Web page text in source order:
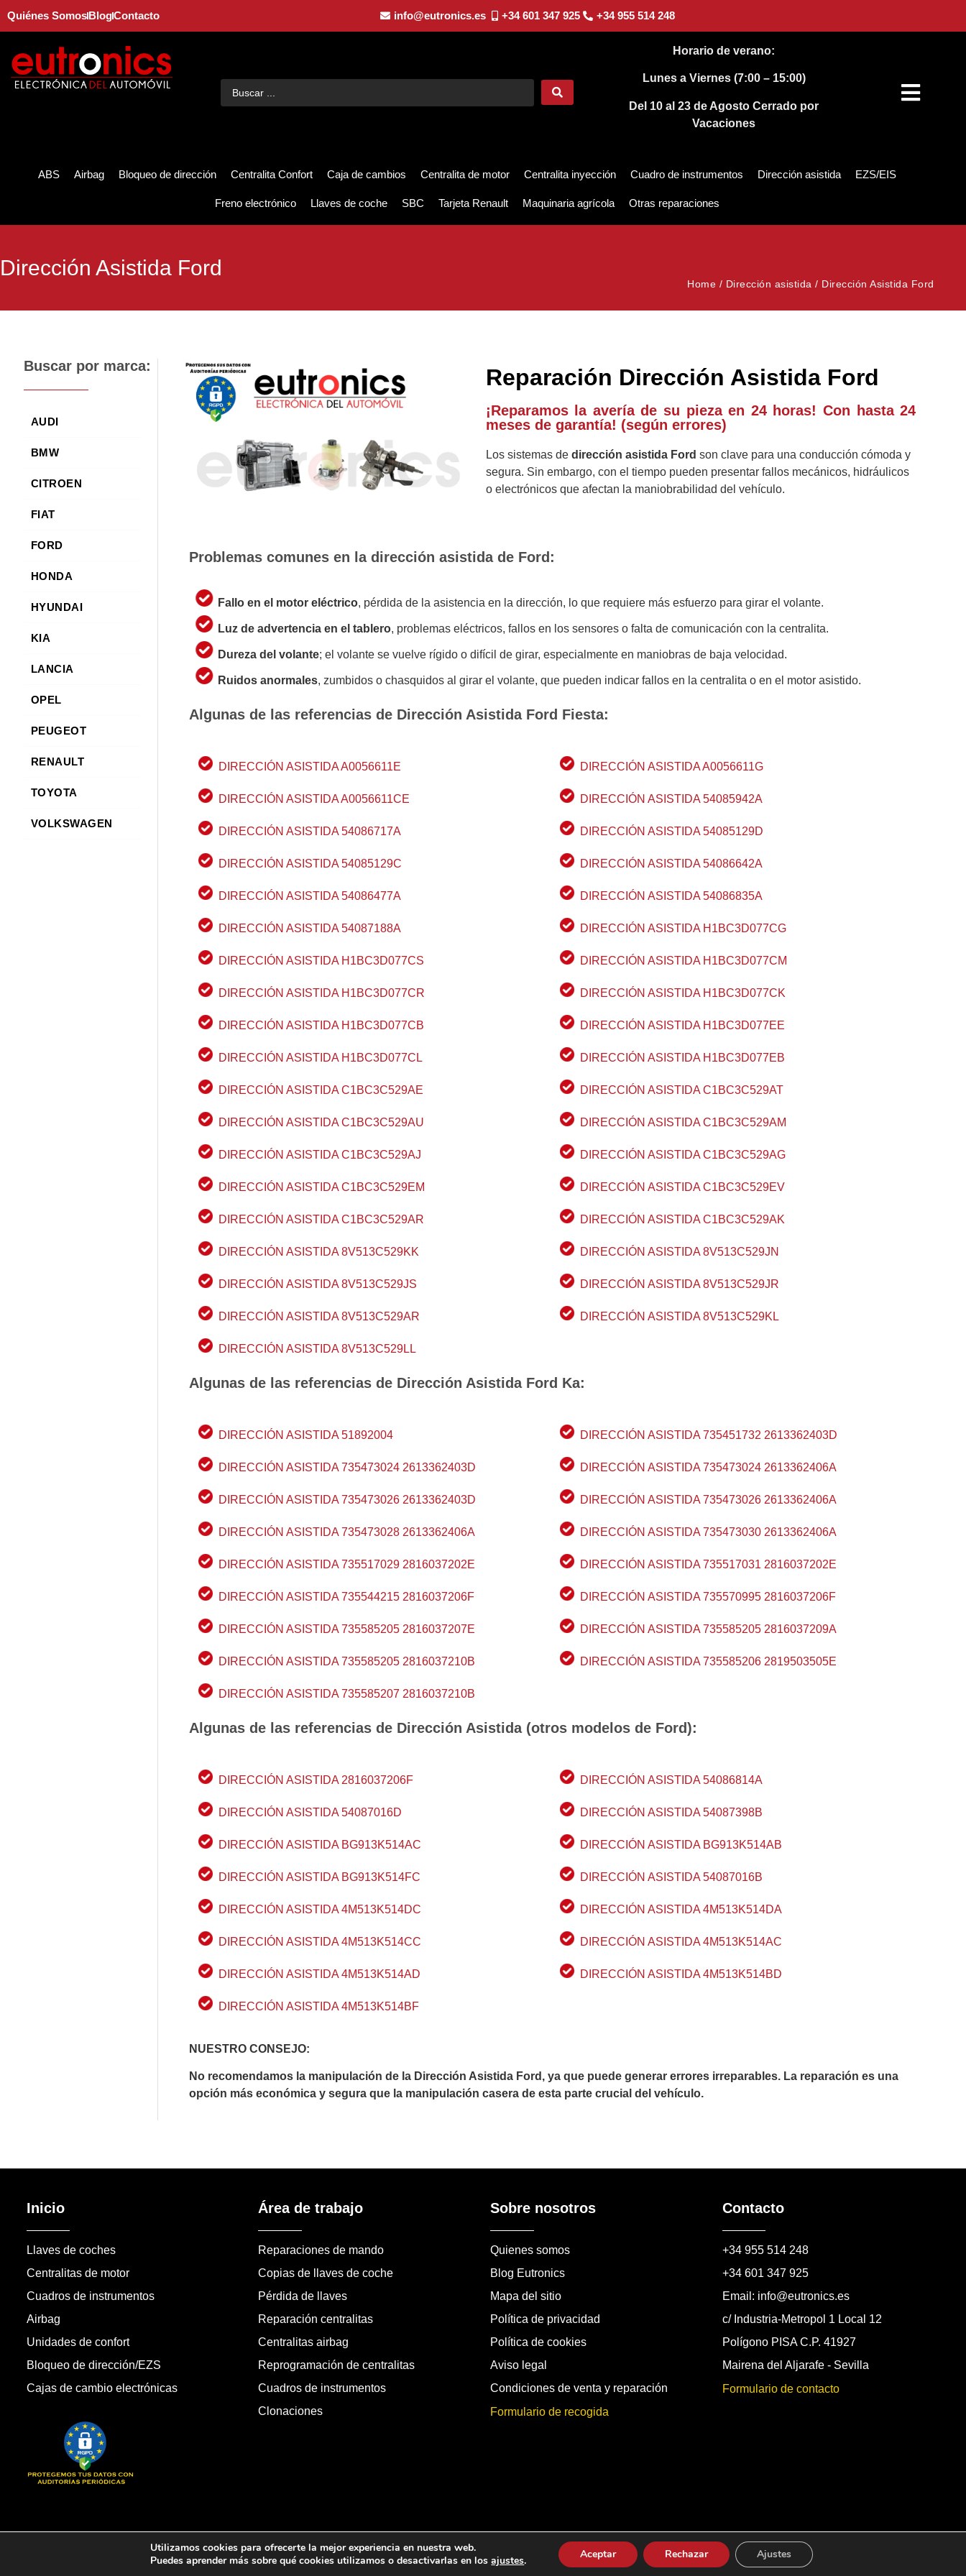
Quiénes SomosBlogContacto info@eutronics.es +34 601 347 925 +34 955 514 248
Horario de verano:
Lunes a Viernes (7:00 – 15:00)
Del 10 al 23 de AgostoCerrado por
Vacaciones
ABS Airbag Bloqueo de dirección Centralita Confort Caja de cambios Centralita de motor Centralita inyección Cuadro de instrumentos Dirección asistida EZS/EIS
Freno electrónico Llaves de coche SBC Tarjeta Renault Maquinaria agrícola Otras reparaciones
Dirección Asistida Ford
Home / Dirección asistida / Dirección Asistida Ford
Buscar por marca:
AUDI
BMW
CITROEN
FIAT
FORD
HONDA
HYUNDAI
KIA
LANCIA
OPEL
PEUGEOT
RENAULT
TOYOTA
VOLKSWAGEN
Reparación Dirección Asistida Ford
¡Reparamos la avería de su pieza en 24 horas! Con hasta 24
meses de garantía! (según errores)
Los sistemas de dirección asistida Ford son clave para una conducción cómoda y
segura. Sin embargo, con el tiempo pueden presentar fallos mecánicos, hidráulicos
o electrónicos que afectan la maniobrabilidad del vehículo.
Problemas comunes en la dirección asistida de Ford:
Fallo en el motor eléctrico, pérdida de la asistencia en la dirección, lo que requiere más esfuerzo para girar el volante.
Luz de advertencia en el tablero, problemas eléctricos, fallos en los sensores o falta de comunicación con la centralita.
Dureza del volante; el volante se vuelve rígido o difícil de girar, especialmente en maniobras de baja velocidad.
Ruidos anormales, zumbidos o chasquidos al girar el volante, que pueden indicar fallos en la centralita o en el motor asistido.
Algunas de las referencias de Dirección Asistida Ford Fiesta:
DIRECCIÓN ASISTIDA A0056611E DIRECCIÓN ASISTIDA A0056611G
DIRECCIÓN ASISTIDA A0056611CE DIRECCIÓN ASISTIDA 54085942A
DIRECCIÓN ASISTIDA 54086717A DIRECCIÓN ASISTIDA 54085129D
DIRECCIÓN ASISTIDA 54085129C DIRECCIÓN ASISTIDA 54086642A
DIRECCIÓN ASISTIDA 54086477A DIRECCIÓN ASISTIDA 54086835A
DIRECCIÓN ASISTIDA 54087188A DIRECCIÓN ASISTIDA H1BC3D077CG
DIRECCIÓN ASISTIDA H1BC3D077CS DIRECCIÓN ASISTIDA H1BC3D077CM
DIRECCIÓN ASISTIDA H1BC3D077CR DIRECCIÓN ASISTIDA H1BC3D077CK
DIRECCIÓN ASISTIDA H1BC3D077CB DIRECCIÓN ASISTIDA H1BC3D077EE
DIRECCIÓN ASISTIDA H1BC3D077CL DIRECCIÓN ASISTIDA H1BC3D077EB
DIRECCIÓN ASISTIDA C1BC3C529AE DIRECCIÓN ASISTIDA C1BC3C529AT
DIRECCIÓN ASISTIDA C1BC3C529AU DIRECCIÓN ASISTIDA C1BC3C529AM
DIRECCIÓN ASISTIDA C1BC3C529AJ DIRECCIÓN ASISTIDA C1BC3C529AG
DIRECCIÓN ASISTIDA C1BC3C529EM DIRECCIÓN ASISTIDA C1BC3C529EV
DIRECCIÓN ASISTIDA C1BC3C529AR DIRECCIÓN ASISTIDA C1BC3C529AK
DIRECCIÓN ASISTIDA 8V513C529KK DIRECCIÓN ASISTIDA 8V513C529JN
DIRECCIÓN ASISTIDA 8V513C529JS DIRECCIÓN ASISTIDA 8V513C529JR
DIRECCIÓN ASISTIDA 8V513C529AR DIRECCIÓN ASISTIDA 8V513C529KL
DIRECCIÓN ASISTIDA 8V513C529LL
Algunas de las referencias de Dirección Asistida Ford Ka:
DIRECCIÓN ASISTIDA 51892004 DIRECCIÓN ASISTIDA 735451732 2613362403D
DIRECCIÓN ASISTIDA 735473024 2613362403D DIRECCIÓN ASISTIDA 735473024 2613362406A
DIRECCIÓN ASISTIDA 735473026 2613362403D DIRECCIÓN ASISTIDA 735473026 2613362406A
DIRECCIÓN ASISTIDA 735473028 2613362406A DIRECCIÓN ASISTIDA 735473030 2613362406A
DIRECCIÓN ASISTIDA 735517029 2816037202E DIRECCIÓN ASISTIDA 735517031 2816037202E
DIRECCIÓN ASISTIDA 735544215 2816037206F DIRECCIÓN ASISTIDA 735570995 2816037206F
DIRECCIÓN ASISTIDA 735585205 2816037207E DIRECCIÓN ASISTIDA 735585205 2816037209A
DIRECCIÓN ASISTIDA 735585205 2816037210B DIRECCIÓN ASISTIDA 735585206 2819503505E
DIRECCIÓN ASISTIDA 735585207 2816037210B
Algunas de las referencias de Dirección Asistida (otros modelos de Ford):
DIRECCIÓN ASISTIDA 2816037206F DIRECCIÓN ASISTIDA 54086814A
DIRECCIÓN ASISTIDA 54087016D DIRECCIÓN ASISTIDA 54087398B
DIRECCIÓN ASISTIDA BG913K514AC DIRECCIÓN ASISTIDA BG913K514AB
DIRECCIÓN ASISTIDA BG913K514FC DIRECCIÓN ASISTIDA 54087016B
DIRECCIÓN ASISTIDA 4M513K514DC DIRECCIÓN ASISTIDA 4M513K514DA
DIRECCIÓN ASISTIDA 4M513K514CC DIRECCIÓN ASISTIDA 4M513K514AC
DIRECCIÓN ASISTIDA 4M513K514AD DIRECCIÓN ASISTIDA 4M513K514BD
DIRECCIÓN ASISTIDA 4M513K514BF
NUESTRO CONSEJO:
No recomendamos la manipulación de la Dirección Asistida Ford, ya que puede generar errores irreparables. La reparación es una
opción más económica y segura que la manipulación casera de esta parte crucial del vehículo.
Inicio
Llaves de coches
Centralitas de motor
Cuadros de instrumentos
Airbag
Unidades de confort
Bloqueo de dirección/EZS
Cajas de cambio electrónicas
Área de trabajo
Reparaciones de mando
Copias de llaves de coche
Pérdida de llaves
Reparación centralitas
Centralitas airbag
Reprogramación de centralitas
Cuadros de instrumentos
Clonaciones
Sobre nosotros
Quienes somos
Blog Eutronics
Mapa del sitio
Política de privacidad
Política de cookies
Aviso legal
Condiciones de venta y reparación
Formulario de recogida
Contacto
+34 955 514 248
+34 601 347 925
Email: info@eutronics.es
c/ Industria-Metropol 1 Local 12
Polígono PISA C.P. 41927
Mairena del Aljarafe - Sevilla
Formulario de contacto
Copyright © 2026 Automandos Electronic S.L. Todos los derechos reservados.
Utilizamos cookies para ofrecerte la mejor experiencia en nuestra web.
Puedes aprender más sobre qué cookies utilizamos o desactivarlas en losajustes. Aceptar Rechazar Ajustes